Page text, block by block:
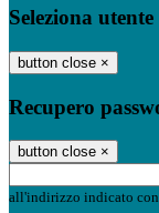
Seleziona utente
button close ×
Recupero
button close ×
all'indirizzo indicato